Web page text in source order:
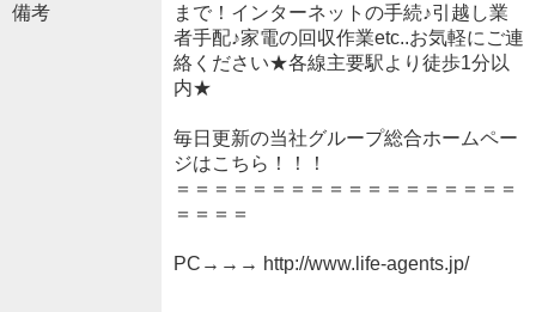
備考
まで！インターネットの手続♪引越し業
者手配♪家電の回収作業etc..お気軽にご連
絡ください★各線主要駅より徒歩1分以
内★
毎日更新の当社グループ総合ホームペー
ジはこちら！！！
＝＝＝＝＝＝＝＝＝＝＝＝＝＝＝＝＝＝
＝＝＝＝
PC→→→ http://www.life-agents.jp/